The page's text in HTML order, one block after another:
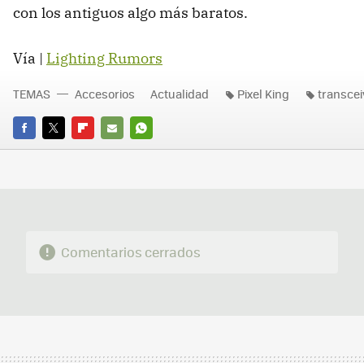
con los antiguos algo más baratos.
Vía | Lighting Rumors
FACEBOOK
TWITTERFLIPBOARD
E-
WHATSAPP
TEMAS Accesorios Actualidad Pixel King
Comentarios cerrados